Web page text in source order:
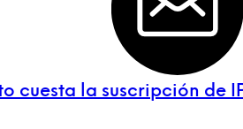
cuesta la suscripción de